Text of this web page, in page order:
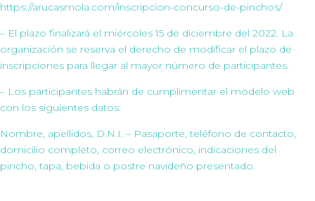
https://arucasmola.com/inscripcion-concurso-de-pinchos/
– El plazo finalizará el miércoles 15 de diciembre del 2022. La
organización se reserva el derecho de modificar el plazo de
inscripciones para llegar al mayor número de participantes.
– Los participantes habrán de cumplimentar el modelo web
con los siguientes datos:
Nombre, apellidos, D.N.I. – Pasaporte, teléfono de contacto,
domicilio completo, correo electrónico, indicaciones del
pincho, tapa, bebida o postre navideño presentado.